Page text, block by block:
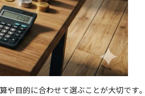
や目的に合わせて選ぶことが大切です。